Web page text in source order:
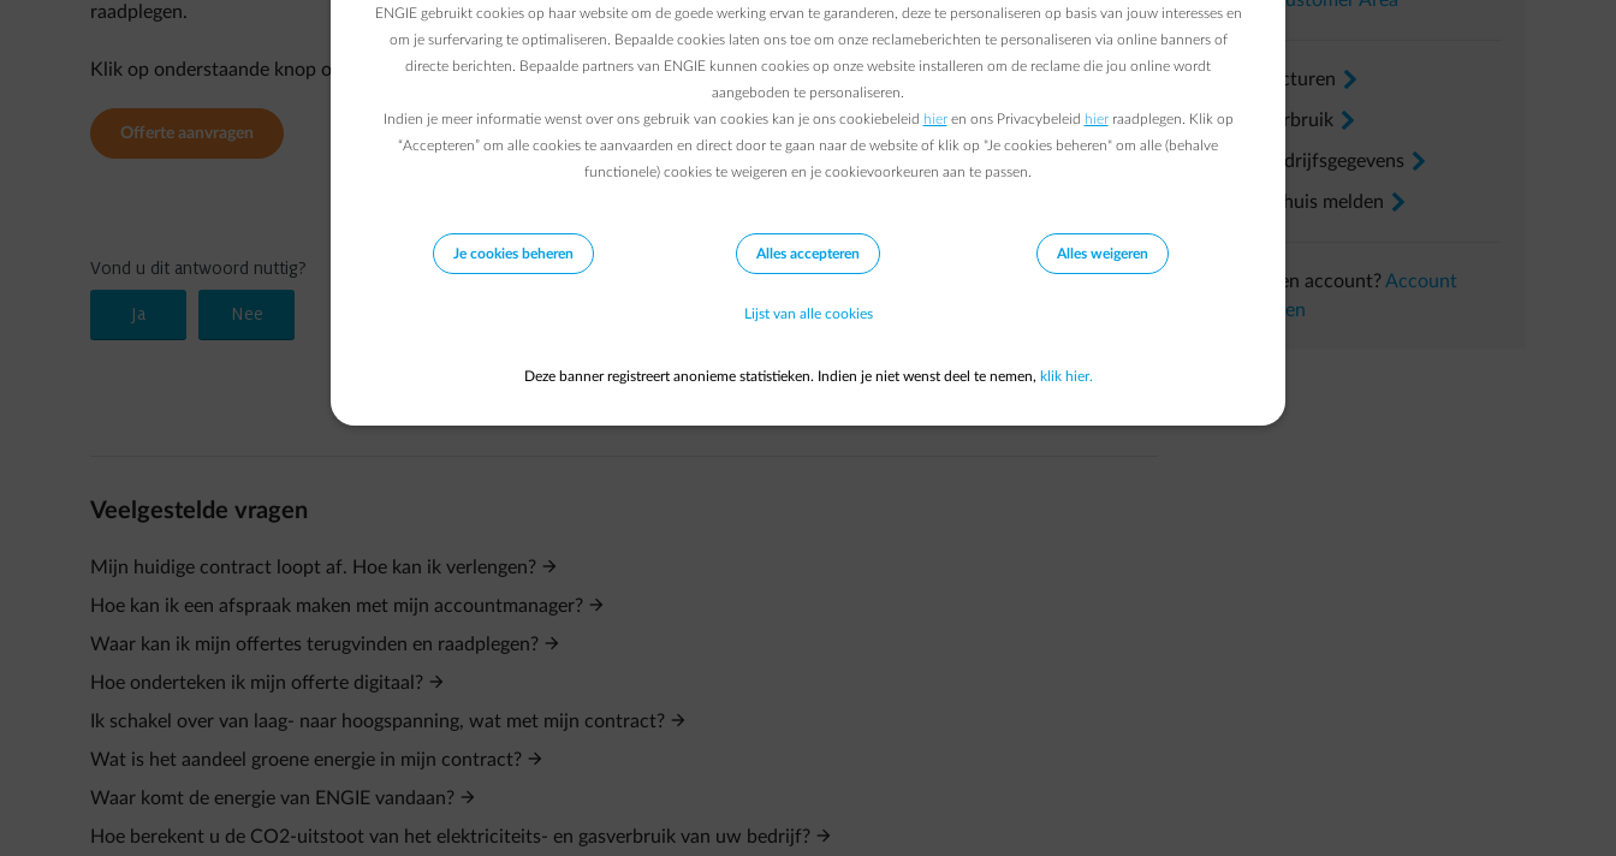
raadplegen.
Klik op onderstaande knop om uw offerte online aan te vragen.
Offerte aanvragen
Veelgestelde vragen
Mijn huidige contract loopt af. Hoe kan ik verlengen?
Hoe kan ik een afspraak maken met mijn accountmanager?
Waar kan ik mijn offertes terugvinden en raadplegen?
Hoe onderteken ik mijn offerte digitaal?
Ik schakel over van laag- naar hoogspanning, wat met mijn contract?
Wat is het aandeel groene energie in mijn contract?
Waar komt de energie van ENGIE vandaan?
Hoe berekent u de CO2-uitstoot van het elektriciteits- en gasverbruik van uw bedrijf?
Mijn facturen arrow-right
Mijn verbruik arrow-right
Mijn bedrijfsgegevens arrow-right
Een verhuis melden arrow-right
Nog geen account? Account
aanmaken
ENGIE gebruikt cookies op haar website om de goede werking ervan te garanderen, deze te personaliseren op basis van jouw interesses en
om je surfervaring te optimaliseren. Bepaalde cookies laten ons toe om onze reclameberichten te personaliseren via online banners of
directe berichten. Bepaalde partners van ENGIE kunnen cookies op onze website installeren om de reclame die jou online wordt
aangeboden te personaliseren.
Indien je meer informatie wenst over ons gebruik van cookies kan je ons cookiebeleid hieren ons Privacybeleid hierraadplegen. Klik op
“Accepteren” om alle cookies te aanvaarden en direct door te gaan naar de website of klik op "Je cookies beheren" om alle (behalve
functionele) cookies te weigeren en je cookievoorkeuren aan te passen.
Je cookies beheren Alles accepteren Alles weigeren
Lijst van alle cookies
Deze banner registreert anonieme statistieken. Indien je niet wenst deel te nemen, klik hier.